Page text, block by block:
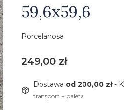
59,6x59,6
Porcelanosa
Cena
249,00 zł
Dostawa od 200,00 zł-
transport + paleta